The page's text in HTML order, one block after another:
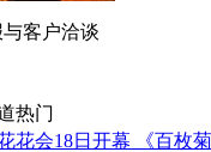
客户洽谈
热门
花会18日开幕 《百枚菊